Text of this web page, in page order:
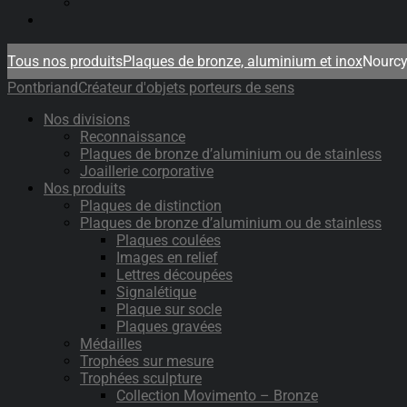
Tous nos produitsPlaques de bronze, aluminium et inoxNourcy
PontbriandCréateur d'objets porteurs de sens
Nos divisions
Reconnaissance
Plaques de bronze d’aluminium ou de stainless
Joaillerie corporative
Nos produits
Plaques de distinction
Plaques de bronze d’aluminium ou de stainless
Plaques coulées
Images en relief
Lettres découpées
Signalétique
Plaque sur socle
Plaques gravées
Médailles
Trophées sur mesure
Trophées sculpture
Collection Movimento – Bronze